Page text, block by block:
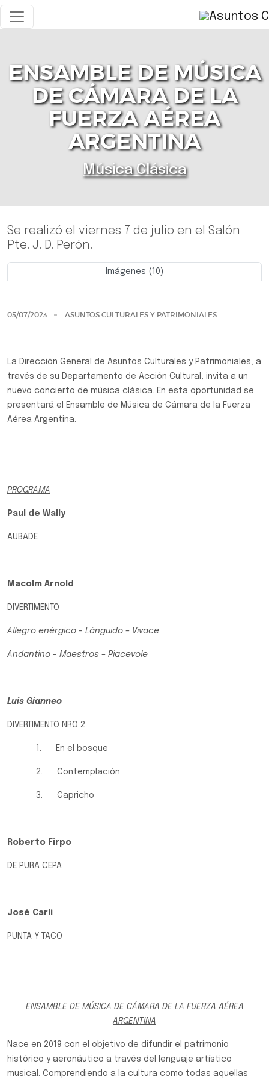
ENSAMBLE DE MÚSICA
DE CÁMARA DE LA
FUERZA AÉREA
ARGENTINA
Música Clásica
Se realizó el viernes 7 de julio en el Salón
Pte. J. D. Perón.
Imágenes (10)
05/07/2023 ASUNTOS CULTURALES Y PATRIMONIALES
La Dirección General de Asuntos Culturales y Patrimoniales, a
través de su Departamento de Acción Cultural, invita a un
nuevo concierto de música clásica. En esta oportunidad se
presentará el Ensamble de Música de Cámara de la Fuerza
Aérea Argentina.
PROGRAMA
Paul de Wally
AUBADE
Macolm Arnold
DIVERTIMENTO
Allegro enérgico - Lánguido – Vivace
Andantino - Maestros – Piacevole
Luis Gianneo
DIVERTIMENTO NRO 2
1. En el bosque
2. Contemplación
3. Capricho
Roberto Firpo
DE PURA CEPA
José Carli
PUNTA Y TACO
ENSAMBLE DE MÚSICA DE CÁMARA DE LA FUERZA AÉREA
ARGENTINA
Nace en 2019 con el objetivo de difundir el patrimonio
histórico y aeronáutico a través del lenguaje artístico
musical. Comprendiendo a la cultura como todas aquellas